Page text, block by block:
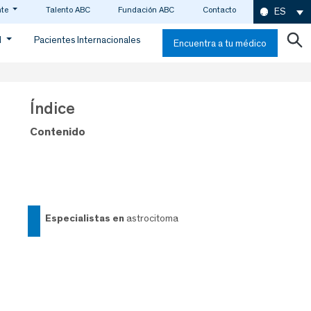
Talento ABC Fundación ABC Contacto ES
Pacientes Internacionales Encuentra a tu médico
Índice
Contenido
especialistas en astrocitoma